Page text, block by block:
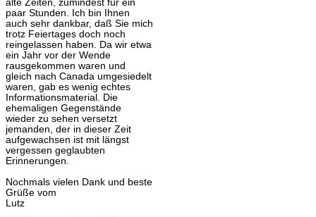
alte Zeiten, zumindest für ein
paar Stunden. Ich bin Ihnen
auch sehr dankbar, daß Sie mich
trotz Feiertages doch noch
reingelassen haben. Da wir etwa
ein Jahr vor der Wende
rausgekommen waren und
gleich nach Canada umgesiedelt
waren, gab es wenig echtes
Informationsmaterial. Die
ehemaligen Gegenstände
wieder zu sehen versetzt
jemanden, der in dieser Zeit
aufgewachsen ist mit längst
vergessen geglaubten
Erinnerungen.
Nochmals vielen Dank und beste
Grüße vom
Lutz